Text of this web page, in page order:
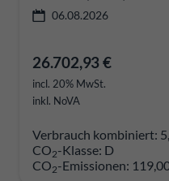
06.08.2026
26.702,93 €
incl. 20% MwSt.
inkl. NoVA
Verbrauch kombiniert:
CO2-Klasse: D
CO2-Emissionen: